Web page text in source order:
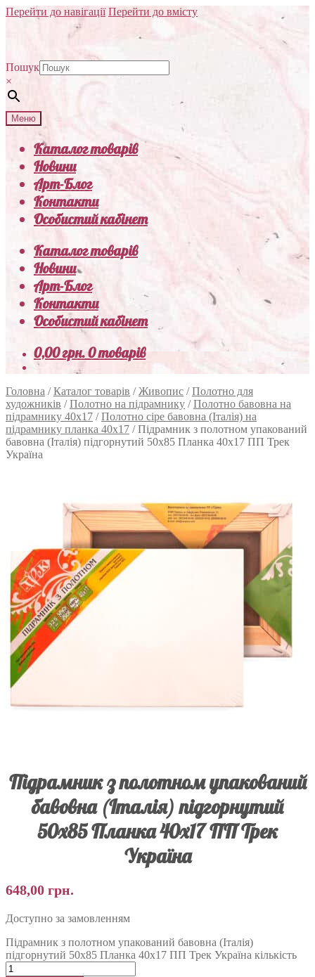
Перейти до навігації Перейти до вмісту
Пошук
×
Меню
Каталог товарів
Новини
Арт-Блог
Контакти
Особистий кабінет
Каталог товарів
Новини
Арт-Блог
Контакти
Особистий кабінет
0,00грн.0 товарів
Головна /Каталог товарів /Живопис /Полотно для
художників /Полотно на підрамнику /Полотно бавовна на
підрамнику 40х17 /Полотно сіре бавовна (Італія) на
підрамнику планка 40х17 /Підрамник з полотном упакований
бавовна (Італія) підгорнутий 50х85 Планка 40х17 ПП Трек
Україна
Підрамник з полотном упакований
бавовна (Італія) підгорнутий
50х85 Планка 40х17 ПП Трек
Україна
648,00 грн.
Доступно за замовленням
Підрамник з полотном упакований бавовна (Італія)
підгорнутий 50х85 Планка 40х17 ПП Трек Україна кількість